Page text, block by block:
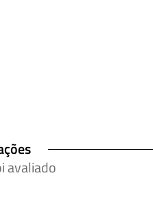
avaliado